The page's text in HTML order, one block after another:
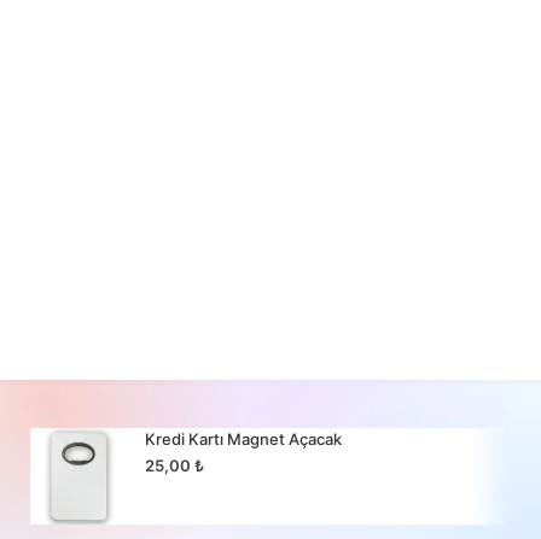
Kredi Kartı Magnet Açacak
25,00₺